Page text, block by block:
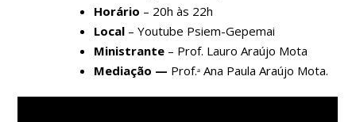
Horário – 20h às 22h
Local – Youtube Psiem-Gepemai
Ministrante – Prof. Lauro Araújo Mota
Mediação — Prof.ᵃ Ana Paula Araújo Mota.